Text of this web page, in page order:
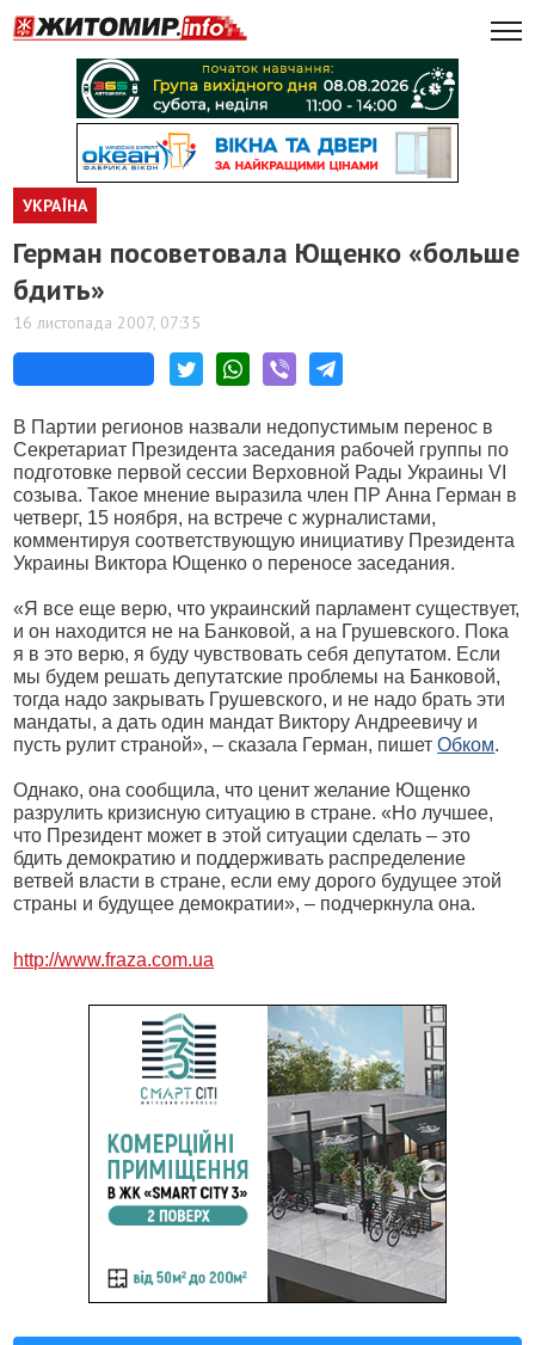
УКРАЇНА
Герман посоветовала Ющенко «больше
бдить»
16 листопада 2007, 07:35
В Партии регионов назвали недопустимым перенос в
Секретариат Президента заседания рабочей группы по
подготовке первой сессии Верховной Рады Украины VІ
созыва. Такое мнение выразила член ПР Анна Герман в
четверг, 15 ноября, на встрече с журналистами,
комментируя соответствующую инициативу Президента
Украины Виктора Ющенко о переносе заседания.
«Я все еще верю, что украинский парламент существует,
и он находится не на Банковой, а на Грушевского. Пока
я в это верю, я буду чувствовать себя депутатом. Если
мы будем решать депутатские проблемы на Банковой,
тогда надо закрывать Грушевского, и не надо брать эти
мандаты, а дать один мандат Виктору Андреевичу и
пусть рулит страной», – сказала Герман, пишетОбком.
Однако, она сообщила, что ценит желание Ющенко
разрулить кризисную ситуацию в стране. «Но лучшее,
что Президент может в этой ситуации сделать – это
бдить демократию и поддерживать распределение
ветвей власти в стране, если ему дорого будущее этой
страны и будущее демократии», – подчеркнула она.
http://www.fraza.com.ua